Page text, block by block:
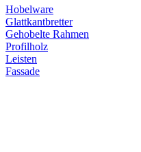
Hobelware
Glattkantbretter
Gehobelte Rahmen
Profilholz
Leisten
Fassade